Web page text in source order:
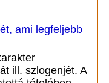
ami legfeljebb
ill. szlogenjét. A